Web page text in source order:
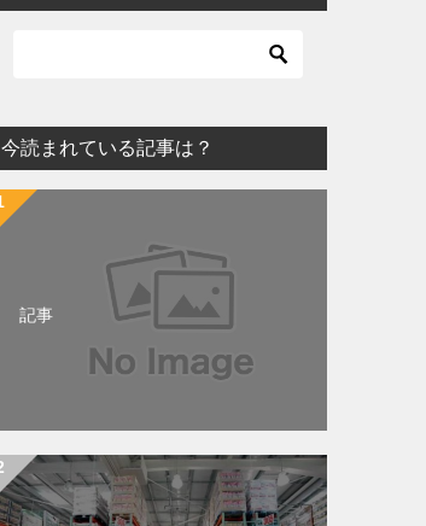
今読まれている記事は？
記事